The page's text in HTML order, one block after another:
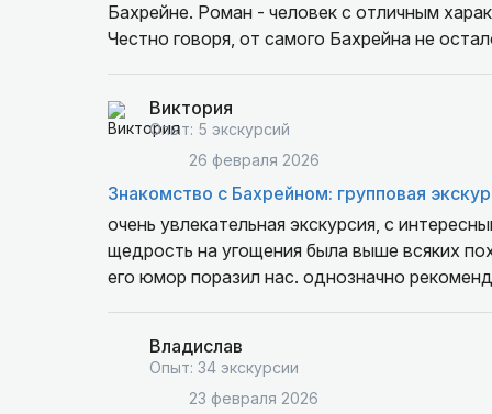
Бахрейне. Роман - человек с отличным
Честно говоря, от самого Бахрейна не
течение всей экскурсии Роман угощал
подарил всем небольшие сувениры. Очень
процветания=)
Виктория
Опыт: 5 экскурсий
26 февраля 2026
Знакомство с Бахрейном: групповая
очень увлекательная экскурсия, с
щедрость на угощения была выше всяких
его юмор поразил нас. однозначно
Владислав
Опыт: 34 экскурсии
23 февраля 2026